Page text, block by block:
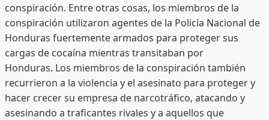
conspiración. Entre otras cosas, los miembros de la
conspiración utilizaron agentes de la Policía Nacional de
Honduras fuertemente armados para proteger sus
cargas de cocaína mientras transitaban por
Honduras. Los miembros de la conspiración también
recurrieron a la violencia y el asesinato para proteger y
hacer crecer su empresa de narcotráfico, atacando y
asesinando a traficantes rivales y a aquellos que